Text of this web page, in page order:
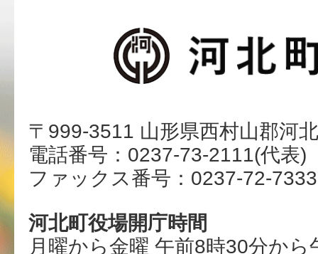
〒999-3511 山形県西村山郡河
電話番号：0237-73-2111(代表)
ファックス番号：0237-72-7333
河北町役場開庁時間
月曜から金曜 午前8時30分か